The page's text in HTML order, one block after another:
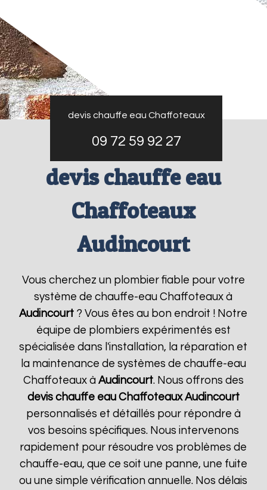
devis chauffe eau Chaffoteaux
09 72 59 92 27
devis chauffe eau
Chaffoteaux
Audincourt
Vous cherchez un plombier fiable pour votre
système de chauffe-eau Chaffoteaux à
Audincourt ? Vous êtes au bon endroit ! Notre
équipe de plombiers expérimentés est
spécialisée dans l'installation, la réparation et
la maintenance de systèmes de chauffe-eau
Chaffoteaux à Audincourt. Nous offrons des
devis chauffe eau Chaffoteaux Audincourt
personnalisés et détaillés pour répondre à
vos besoins spécifiques. Nous intervenons
rapidement pour résoudre vos problèmes de
chauffe-eau, que ce soit une panne, une fuite
ou une simple vérification annuelle. Nos délais